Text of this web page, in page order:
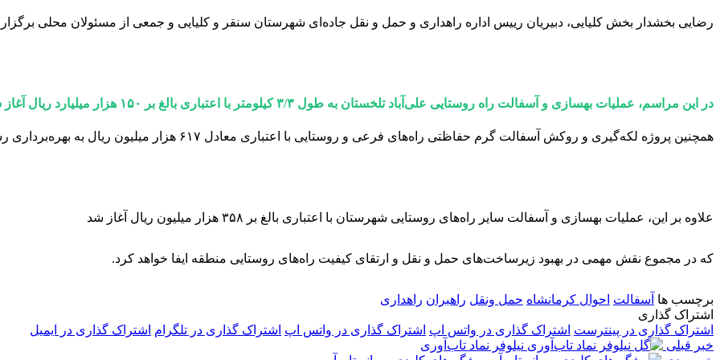
رضایی بخشدار بخش کلیایی، دبیریان رییس اداره راهداری و حمل‌ و نقل جاده‌ای شهرستان سنقر و کلیایی و جمعی از مسئولان محلی
در این مراسم، عملیات بهسازی و آسفالت راه روستایی علی‌آباد تلخستان به طول ۳/۳ کیلومتر با اعتباری بالغ بر ۱۵۰ هزار میلیارد ریال آغاز شد.
همچنین پروژه لکه‌گیری و روکش آسفالت گرم حفاظتی راه‌های فرعی و روستایی با اعتباری معادل ۶۱۷ هزار میلیون ریال به بهره‌برداری رسید.
علاوه بر این، عملیات بهسازی و آسفالت سایر راه‌های روستایی شهرستان با اعتباری بالغ بر ۳۵۸ هزار میلیون ریال آغاز شد
که در مجموع نقش مهمی در بهبود زیرساخت‌های حمل‌ و نقل و ارتقای کیفیت راه‌های روستایی منطقه ایفا خواهد کرد.
برچسب ها آسفالت احوال کرمانشاه حمل ونقل راهبران راهداری
اشتراک گذاری
اشتراک گذاری در پینترست اشتراک گذاری در واتس اپ اشتراک گذاری در واتس اپ اشتراک گذاری در تلگرام اشتراک گذاری در ایمیل
خبر قبلی
نیلوفر نماد تاب‌آوری